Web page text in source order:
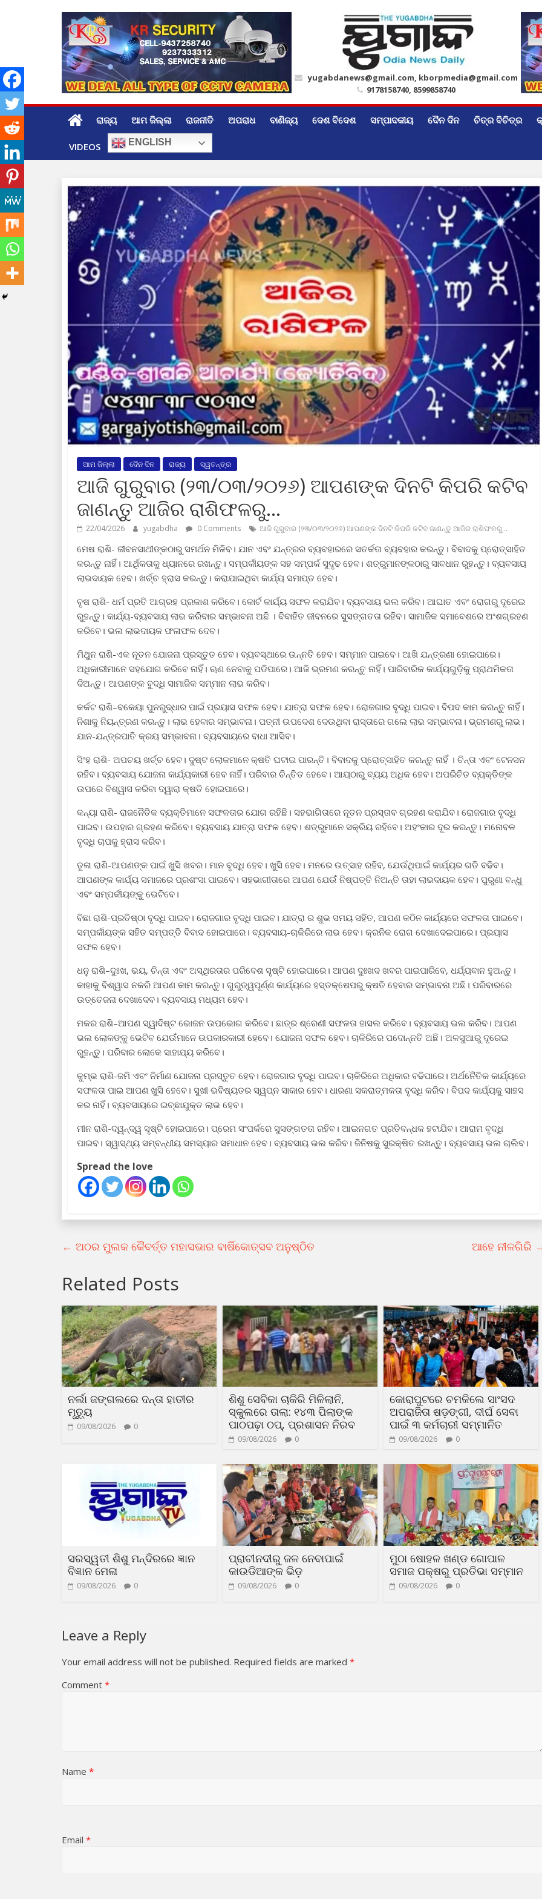
yugabdanews@gmail.com, kborpmedia@gmail.com
9178158740, 8599858740
ରାଜ୍ୟ ଆମ ଜିଲ୍ଲା ରାଜନୀତି ଅପରାଧ ବାଣିଜ୍ୟ ଦେଶ ବିଦେଶ ସମ୍ପାଦକୀୟ ଦୈନ ଦିନ ଚିତ୍ର ବିଚିତ୍ର
VIDEOS ENGLISH
ଆମ ଜିଲ୍ଲା ଦୈନ ଦିନ ରାଜ୍ୟ ସ୍ୱତନ୍ତ୍ର
ଆଜି ଗୁରୁବାର (୨୩/୦୩/୨୦୨୬) ଆପଣଙ୍କ ଦିନଟି କିପରି କଟିବ
ଜାଣନ୍ତୁ ଆଜିର ରାଶିଫଳରୁ…
22/04/2026 yugabdha 0 Comments ଆଜି ଗୁରୁବାର (୨୩/୦୩/୨୦୨୬) ଆପଣଙ୍କ ଦିନଟି କିପରି କଟିବ ଜାଣନ୍ତୁ ଆଜିର ରାଶିଫଳରୁ…
ମେଷ ରାଶି- ଜୀବନସାଥୀଙ୍କଠାରୁ ସମର୍ଥନ ମିଳିବ। ଯାନ ଏବଂ ଯନ୍ତ୍ରର ବ୍ୟବହାରରେ ସତର୍କତା ବ୍ୟବହାର କରନ୍ତୁ। ବିବାଦକୁ ପ୍ରୋତ୍ସାହିତ
କରନ୍ତୁ ନାହିଁ। ଆର୍ଥିକତାକୁ ଧ୍ୟାନରେ ରଖନ୍ତୁ। ସମ୍ପର୍କୀୟଙ୍କ ସହ ସମ୍ପର୍କ ସୁଦୃଢ ହେବ। ଶତ୍ରୁମାନଙ୍କଠାରୁ ସାବଧାନ ରୁହନ୍ତୁ। ବ୍ୟବସାୟ
ଲାଭଦାୟକ ହେବ। ଖର୍ଚ୍ଚ ହ୍ରାସ କରନ୍ତୁ। କରାଯାଇଥିବା କାର୍ଯ୍ୟ ସମାପ୍ତ ହେବ।
ବୃଷ ରାଶି- ଧର୍ମ ପ୍ରତି ଆଗ୍ରହ ପ୍ରକାଶ କରିବେ। କୋର୍ଟ କାର୍ଯ୍ୟ ସଫଳ କରାଯିବ। ବ୍ୟବସାୟ ଭଲ କରିବ। ଆଘାତ ଏବଂ ରୋଗରୁ ଦୂରେଇ
ରୁହନ୍ତୁ। କାର୍ଯ୍ୟ-ବ୍ୟବସାୟ ଲାଭ କରିବାର ସମ୍ଭାବନା ଅଛି । ବିବାହିତ ଜୀବନରେ ସୁସଙ୍ଗତତା ରହିବ। ସାମାଜିକ ସମାବେଶରେ ଅଂଶଗ୍ରହଣ
କରିବେ। ଭଲ ଲାଭଦାୟକ ଫଳାଫଳ ଦେବ।
ମିଥୁନ ରାଶି-ଏକ ନୂତନ ଯୋଜନା ପ୍ରସ୍ତୁତ ହେବ। ବ୍ୟବସ୍ଥାରେ ଉନ୍ନତି ହେବ। ସମ୍ମାନ ପାଇବେ। ଆଖି ଯନ୍ତ୍ରଣା ହୋଇପାରେ।
ଅଧିକାରୀମାନେ ସହଯୋଗ କରିବେ ନାହିଁ। ଋଣ ନେବାକୁ ପଡିପାରେ। ଆଜି ଭ୍ରମଣ କରନ୍ତୁ ନାହିଁ। ପାରିବାରିକ କାର୍ଯ୍ୟଗୁଡ଼ିକୁ ପ୍ରାଥମିକତା
ଦିଅନ୍ତୁ। ଆପଣଙ୍କ ବୁଦ୍ଧି ସାମାଜିକ ସମ୍ମାନ ଲାଭ କରିବ।
କର୍କଟ ରାଶି–ବକେୟା ପୁନରୁଦ୍ଧାର ପାଇଁ ପ୍ରୟାସ ସଫଳ ହେବ। ଯାତ୍ରା ସଫଳ ହେବ। ରୋଜଗାର ବୃଦ୍ଧି ପାଇବ। ବିପଦ କାମ କରନ୍ତୁ ନାହିଁ।
ନିଶାକୁ ନିୟନ୍ତ୍ରଣ କରନ୍ତୁ। ଲାଭ ହେବାର ସମ୍ଭାବନା। ପତ୍ନୀ ଉପଦେଶ ଦେଉଥିବା ରାସ୍ତାରେ ଗଲେ ଲାଭ ସମ୍ଭାବନା। ଭ୍ରମଣରୁ ଲାଭ।
ଯାନ-ଯନ୍ତ୍ରପାତି କ୍ରୟ ସମ୍ଭାବନା। ବ୍ୟବସାୟରେ ବାଧା ଆସିବ।
ସିଂହ ରାଶି- ଅପଚୟ ଖର୍ଚ୍ଚ ହେବ। ଦୁଷ୍ଟ ଲୋକମାନେ କ୍ଷତି ଘଟାଇ ପାରନ୍ତି। ବିବାଦକୁ ପ୍ରୋତ୍ସାହିତ କରନ୍ତୁ ନାହିଁ । ଚିନ୍ତା ଏବଂ ଟେନସନ
ରହିବ। ବ୍ୟବସାୟ ଯୋଜନା କାର୍ଯ୍ୟକାରୀ ହେବ ନାହିଁ। ପରିବାର ଚିନ୍ତିତ ହେବେ। ଆୟଠାରୁ ବ୍ୟୟ ଅଧିକ ହେବ। ଅପରିଚିତ ବ୍ୟକ୍ତିଙ୍କ
ଉପରେ ବିଶ୍ୱାସ କରିବା ଦ୍ୱାରା କ୍ଷତି ହୋଇପାରେ।
କନ୍ୟା ରାଶି- ରାଜନୈତିକ ବ୍ୟକ୍ତିମାନେ ସଫଳତାର ଯୋଗ ରହିଛି। ସହଭାଗିତାରେ ନୂତନ ପ୍ରସ୍ତାବ ଗ୍ରହଣ କରାଯିବ। ରୋଜଗାର ବୃଦ୍ଧି
ପାଇବ। ଉପହାର ଗ୍ରହଣ କରିବେ। ବ୍ୟବସାୟ ଯାତ୍ରା ସଫଳ ହେବ। ଶତ୍ରୁମାନେ ସକ୍ରିୟ ରହିବେ। ଅହଂକାର ଦୂର କରନ୍ତୁ। ମନୋବଳ
ବୃଦ୍ଧି ଚାପକୁ ହ୍ରାସ କରିବ।
ତୂଳା ରାଶି-ଆପଣଙ୍କ ପାଇଁ ଖୁସି ଖବର। ମାନ ବୃଦ୍ଧି ହେବ। ଖୁସି ହେବ। ମନରେ ଉତ୍ସାହ ରହିବ, ଯେଉଁଥିପାଇଁ କାର୍ଯ୍ୟର ଗତି ବଢିବ।
ଆପଣଙ୍କ କାର୍ଯ୍ୟ ସମାଜରେ ପ୍ରଶଂସା ପାଇବେ। ସହଭାଗୀତାରେ ଆପଣ ଯେଉଁ ନିଷ୍ପତ୍ତି ନିଅନ୍ତି ତାହା ଲାଭଦାୟକ ହେବ। ପୁରୁଣା ବନ୍ଧୁ
ଏବଂ ସମ୍ପର୍କୀୟଙ୍କୁ ଭେଟିବେ।
ବିଛା ରାଶି-ପ୍ରତିଷ୍ଠା ବୃଦ୍ଧି ପାଇବ। ରୋଜଗାର ବୃଦ୍ଧି ପାଇବ। ଯାତ୍ରା ର ଶୁଭ ସମୟ ସହିତ, ଆପଣ କଠିନ କାର୍ଯ୍ୟରେ ସଫଳତା ପାଇବେ।
ସମ୍ପର୍କୀୟଙ୍କ ସହିତ ସମ୍ପତ୍ତି ବିବାଦ ହୋଇପାରେ। ବ୍ୟବସାୟ-ଚାକିରିରେ ଲାଭ ହେବ। କ୍ରନିକ ରୋଗ ଦେଖାଦେଇପାରେ। ପ୍ରୟାସ
ସଫଳ ହେବ।
ଧନୁ ରାଶି–ଦୁଃଖ, ଭୟ, ଚିନ୍ତା ଏବଂ ଅସ୍ଥିରତାର ପରିବେଶ ସୃଷ୍ଟି ହୋଇପାରେ। ଆପଣ ଦୁଃଖଦ ଖବର ପାଇପାରିବେ, ଧର୍ଯ୍ୟବାନ ହୁଅନ୍ତୁ।
କାହାକୁ ବିଶ୍ୱାସ ନକରି ଆପଣ କାମ କରନ୍ତୁ। ଗୁରୁତ୍ୱପୂର୍ଣ୍ଣ କାର୍ଯ୍ୟରେ ହସ୍ତକ୍ଷେପରୁ କ୍ଷତି ହେବାର ସମ୍ଭାବନା ଅଛି। ପରିବାରରେ
ଉତ୍ତେଜନା ଦେଖାଦେବ। ବ୍ୟବସାୟ ମଧ୍ୟମ ହେବ।
ମକର ରାଶି–ଆପଣ ସ୍ୱାଦିଷ୍ଟ ଭୋଜନ ଉପଭୋଗ କରିବେ। ଛାତ୍ର ଶ୍ରେଣୀ ସଫଳତା ହାସଲ କରିବେ। ବ୍ୟବସାୟ ଭଲ କରିବ। ଆପଣ
ଭଲ ଲୋକଙ୍କୁ ଭେଟିବ ଯେଉଁମାନେ ଉପକାରକାରୀ ହେବେ। ଯୋଜନା ସଫଳ ହେବ। ଚାକିରିରେ ପଦୋନ୍ନତି ଅଛି। ଅଳସୁଆରୁ ଦୂରେଇ
ରୁହନ୍ତୁ। ପରିବାର ଲୋକେ ସାହାଯ୍ୟ କରିବେ।
କୁମ୍ଭ ରାଶି-ଜମି ଏବଂ ନିର୍ମାଣ ଯୋଜନା ପ୍ରସ୍ତୁତ ହେବ। ରୋଜଗାର ବୃଦ୍ଧି ପାଇବ। ଚାକିରିରେ ଅଧିକାର ବଢିପାରେ। ଅର୍ଥନୈତିକ କାର୍ଯ୍ୟରେ
ସଫଳତା ପାଇ ଆପଣ ଖୁସି ହେବେ। ସୁଖୀ ଭବିଷ୍ୟତର ସ୍ୱପ୍ନ ସାକାର ହେବ। ଧାରଣା ସକରାତ୍ମକତା ବୃଦ୍ଧି କରିବ। ବିପଦ କାର୍ଯ୍ୟକୁ ସାହସ
କର ନାହିଁ। ବ୍ୟବସାୟରେ ଇଚ୍ଛାଯୁକ୍ତ ଲାଭ ହେବ।
ମୀନ ରାଶି-ଦ୍ୱନ୍ଦ୍ୱ ସୃଷ୍ଟି ହୋଇପାରେ। ପ୍ରେମ ସଂପର୍କରେ ସୁସଙ୍ଗତତା ରହିବ। ଆଇନଗତ ପ୍ରତିବନ୍ଧକ ହଟାଯିବ। ଆରାମ ବୃଦ୍ଧି
ପାଇବ। ସ୍ୱାସ୍ଥ୍ୟ ସମ୍ବନ୍ଧୀୟ ସମସ୍ୟାର ସମାଧାନ ହେବ। ବ୍ୟବସାୟ ଭଲ କରିବ। ଜିନିଷକୁ ସୁରକ୍ଷିତ ରଖନ୍ତୁ। ବ୍ୟବସାୟ ଭଲ ଚାଲିବ।
Spread the love
← ଅଠର ମୁଲକ କୈବର୍ତ୍ତ ମହାସଭାର ବାର୍ଷିକୋତ୍ସବ ଅନୁଷ୍ଠିତ ଆହେ ନୀଳଗିରି
Related Posts
ନର୍ଲା ଜଙ୍ଗଲରେ ଦନ୍ତା ହାତୀର
ମୃତ୍ୟୁ
09/08/2026 0
ଶିଶୁ ସେବିକା ଚାକିରି ମିଳିଲାନି,
ସ୍କୁଲରେ ତାଲା: ୧୪୩ ପିଲାଙ୍କ
ପାଠପଢ଼ା ଠପ୍, ପ୍ରଶାସନ ନିରବ
09/08/2026 0
କୋରାପୁଟରେ ଚମକିଲେ ସାଂସଦ
ଅପରାଜିତା ଷଡ଼ଙ୍ଗୀ, ଦୀର୍ଘ ସେବା
ପାଇଁ ୩ କର୍ମଚାରୀ ସମ୍ମାନିତ
09/08/2026 0
ସରସ୍ୱତୀ ଶିଶୁ ମନ୍ଦିରରେ ଜ୍ଞାନ
ବିଜ୍ଞାନ ମେଳା
09/08/2026 0
ପ୍ରାଚୀନଦୀରୁ ଜଳ ନେବାପାଇଁ
କାଉଡିଆଙ୍କ ଭିଡ଼
09/08/2026 0
ମୁଠା ଷୋହଳ ଖଣ୍ଡ ଗୋପାଳ
ସମାଜ ପକ୍ଷରୁ ପ୍ରତିଭା ସମ୍ମାନ
09/08/2026 0
Leave a Reply
Your email address will not be published. Required fields are marked *
Comment *
Name *
Email *